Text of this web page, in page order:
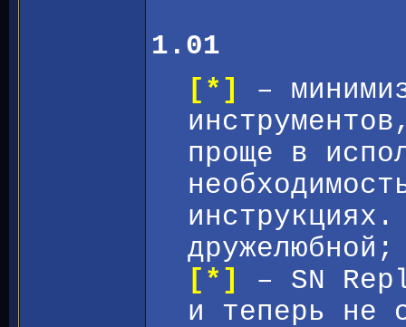
1.01
[*]
–
проще в
дружелюбной;
[*]
– SN
и теперь не